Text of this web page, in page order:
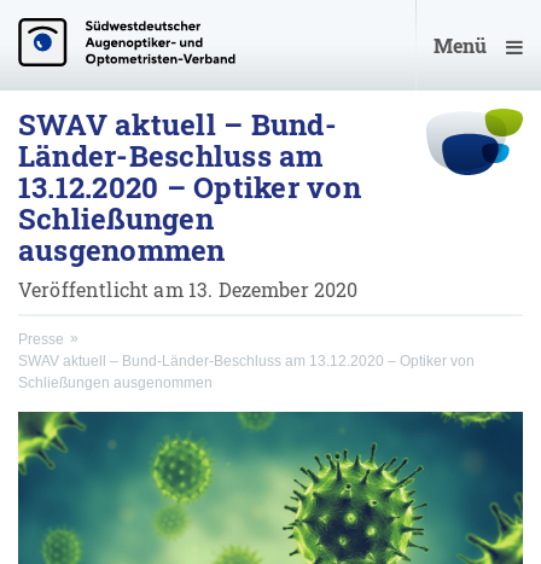
Menü
SWAV aktuell – Bund-
Länder-Beschluss am
13.12.2020 – Optiker von
Schließungen
ausgenommen
Veröffentlicht am 13. Dezember 2020
Presse
SWAV aktuell – Bund-Länder-Beschluss am 13.12.2020 – Optiker von
Schließungen ausgenommen